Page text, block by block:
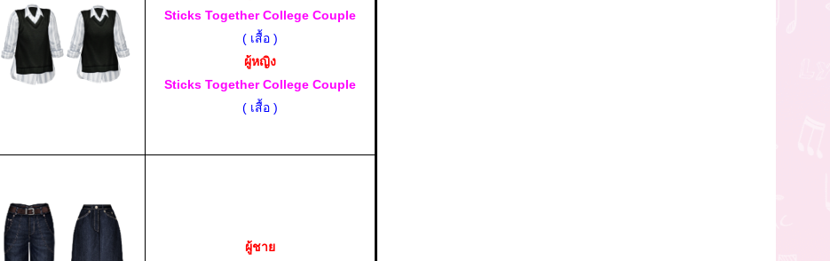
Sticks Together College Couple
( เสื้อ )
ผู้หญิง
Sticks Together College Couple
( เสื้อ )
ผู้ชาย